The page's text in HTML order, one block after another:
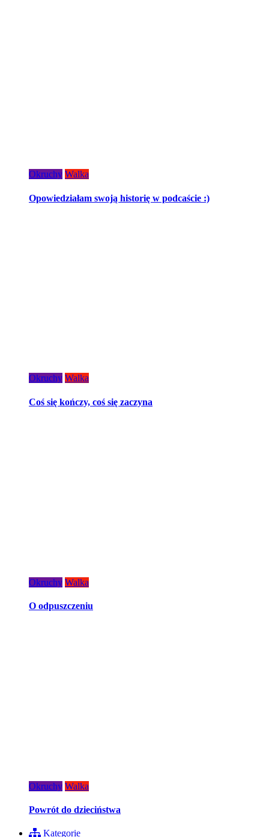
Okruchy Walka
Opowiedziałam swoją historię w podcaście :)
Okruchy Walka
Coś się kończy, coś się zaczyna
Okruchy Walka
O odpuszczeniu
Okruchy Walka
Powrót do dzieciństwa
Kategorie